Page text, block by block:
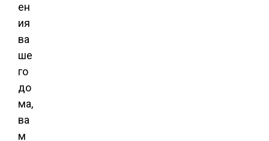
ен
ия
ва
ше
го
до
ма,
ва
м